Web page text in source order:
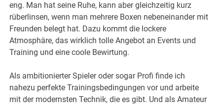
eng. Man hat seine Ruhe, kann aber gleichzeitig kurz
rüberlinsen, wenn man mehrere Boxen nebeneinander mit
Freunden belegt hat. Dazu kommt die lockere
Atmosphäre, das wirklich tolle Angebot an Events und
Training und eine coole Bewirtung.
Als ambitionierter Spieler oder sogar Profi finde ich
nahezu perfekte Trainingsbedingungen vor und arbeite
mit der modernsten Technik, die es gibt. Und als Amateur